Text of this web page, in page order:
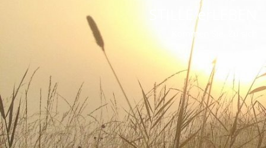
STILLE erLEBEN
Kommen Sie. Zu sich